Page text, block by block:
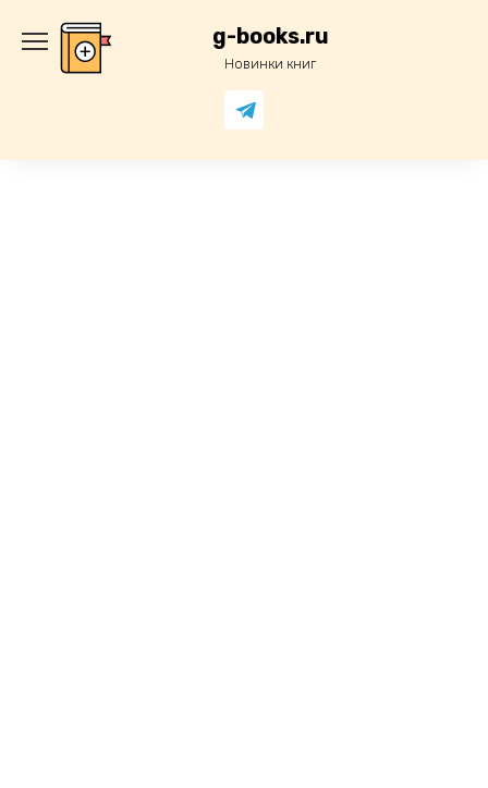
содержанию
g-books.ru
Новинки книг